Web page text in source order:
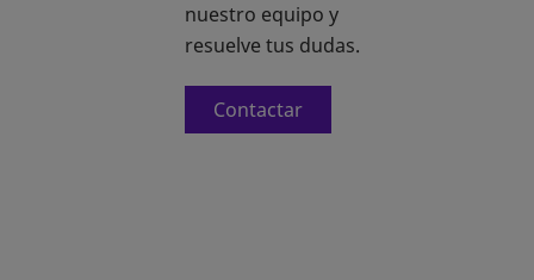
nuestro equipo y
resuelve tus dudas.
Contactar